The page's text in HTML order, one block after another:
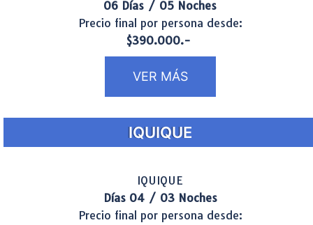
06 Días / 05 Noches
Precio final por persona desde:
$390.000.-
VER MÁS
IQUIQUE
IQUIQUE
Días 04 / 03 Noches
Precio final por persona desde: